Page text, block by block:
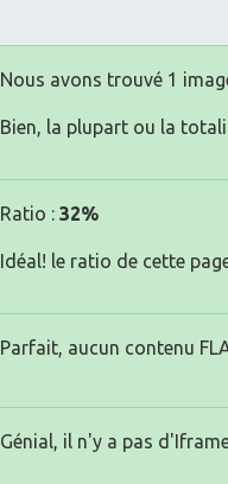
Nous avons trouvé 1
Bien, la plupart ou la
Ratio : 32%
Idéal! le ratio de cette
Parfait, aucun contenu
Génial, il n'y a pas